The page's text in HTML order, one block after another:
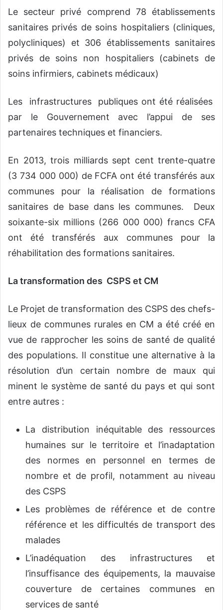
Le secteur privé comprend 78 établissements
sanitaires privés de soins hospitaliers (cliniques,
polycliniques) et 306 établissements sanitaires
privés de soins non hospitaliers (cabinets de
soins infirmiers, cabinets médicaux)
Les infrastructures publiques ont été réalisées
par le Gouvernement avec l’appui de ses
partenaires techniques et financiers.
En 2013, trois milliards sept cent trente-quatre
(3 734 000 000) de FCFA ont été transférés aux
communes pour la réalisation de formations
sanitaires de base dans les communes. Deux
soixante-six millions (266 000 000) francs CFA
ont été transférés aux communes pour la
réhabilitation des formations sanitaires.
La transformation des CSPS et CM
Le Projet de transformation des CSPS des chefs-
lieux de communes rurales en CM a été créé en
vue de rapprocher les soins de santé de qualité
des populations. Il constitue une alternative à la
résolution d’un certain nombre de maux qui
minent le système de santé du pays et qui sont
entre autres :
La distribution inéquitable des ressources
humaines sur le territoire et l’inadaptation
des normes en personnel en termes de
nombre et de profil, notamment au niveau
des CSPS
Les problèmes de référence et de contre
référence et les difficultés de transport des
malades
L’inadéquation des infrastructures et
l’insuffisance des équipements, la mauvaise
couverture de certaines communes en
services de santé